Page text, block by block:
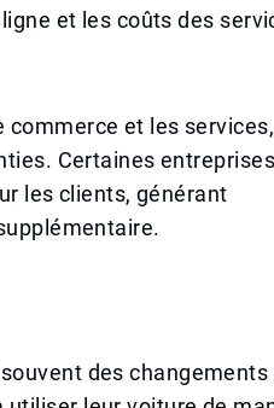
et les coûts des
et les
Certaines
les clients, générant
des changements